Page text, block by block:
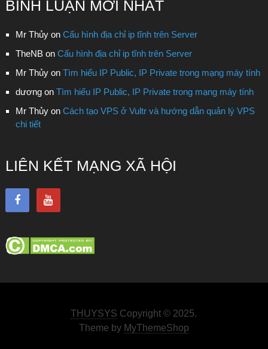
BÌNH LUẬN MỚI NHẤT
Mr Thủyon Cấu hình địa chỉ ip tĩnh trên Server
TheNBon Cấu hình địa chỉ ip tĩnh trên Server
Mr Thủyon Tìm hiểu IP Public, IP Private trong mạng máy tính
dươngon Tìm hiểu IP Public, IP Private trong mạng máy tính
Mr Thủyon Cách tạo VPS ở Vultr và hướng dẫn quản lý VPS
chi tiết
LIÊN KẾT MẠNG XÃ HỘI
THUYSYS Copyright © 2025.
Theme by MyThemeShop